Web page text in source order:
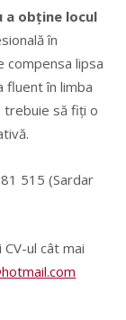
a obține locul
în
compensa lipsa
fluent în limba
trebuie să fiți o
515 (Sardar
ul cât mai